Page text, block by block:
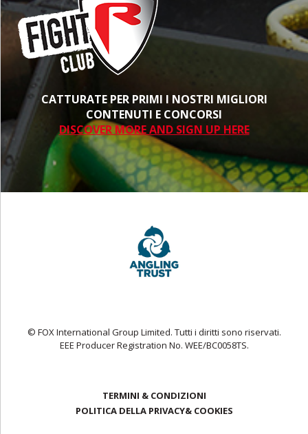
CATTURATE PER PRIMI I NOSTRI MIGLIORI
CONTENUTI E CONCORSI
DISCOVER MORE AND SIGN UP HERE
© FOX International Group Limited. Tutti i diritti sono riservati.
EEE Producer Registration No. WEE/BC0058TS.
TERMINI & CONDIZIONI
POLITICA DELLA PRIVACY& COOKIES